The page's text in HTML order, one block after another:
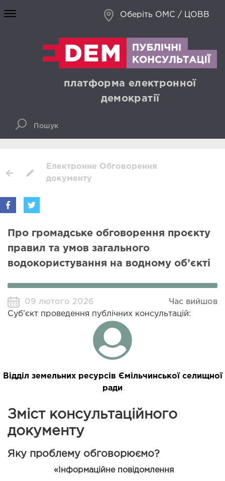
Оберіть ОМС / ЦОВВ
платформа електронної
демократії
Електронне Обговорення
документу
Про громадське обговорення проєкту
правил та умов загального
водокористування на водному об’єкті
09 лютого 2026
Час вийшов
Суб’єкт проведення публічних консультацій:
Відділ земельних ресурсів Ємільчинської селищної
ради
Зміст консультаційного
документу
Яку проблему обговорюємо?
«Інформаційне повідомлення